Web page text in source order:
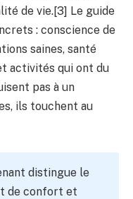
de vie.[3] Le guide
: conscience de
saines, santé
activités qui ont du
pas à un
ils touchent au
distingue le
de confort et